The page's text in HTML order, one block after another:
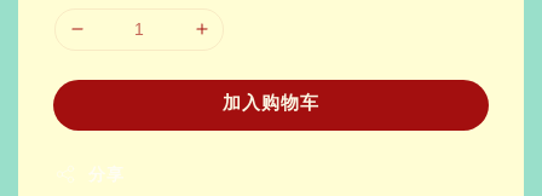
加入购物车
分享